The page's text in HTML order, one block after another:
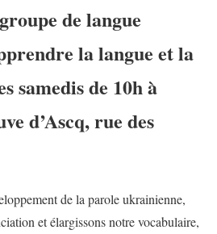
de langue
la langue et la
samedis de 10h à
d’Ascq, rue des
de la parole ukrainienne,
et élargissons notre vocabulaire,